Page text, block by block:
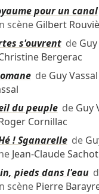
pour un canal
scène Gilbert
s'ouvrentde
Bergerac
de Guy Vassal
du peuplede Guy
Cornillac
! Sganarellede
Jean-Claude Sachot
pieds dans l'eau
scène Pierre